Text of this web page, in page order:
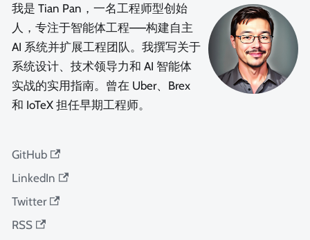
我是 Tian Pan，一名工程师型创始
人，专注于智能体工程——构建自主
AI 系统并扩展工程团队。我撰写关于
系统设计、技术领导力和 AI 智能体
实战的实用指南。曾在 Uber、Brex
和 IoTeX 担任早期工程师。
GitHub
LinkedIn
Twitter
RSS